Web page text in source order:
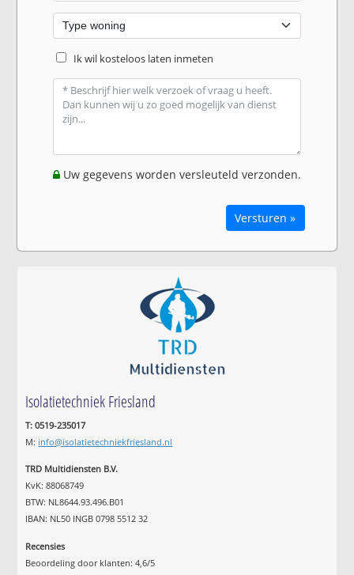
Ik wil kosteloos laten inmeten
Uw gegevens worden versleuteld verzonden.
Versturen »
Isolatietechniek Friesland
T: 0519-235017
M: info@isolatietechniekfriesland.nl
TRD Multidiensten B.V.
KvK: 88068749
BTW: NL8644.93.496.B01
IBAN: NL50 INGB 0798 5512 32
Recensies
Beoordeling door klanten:4,6/5